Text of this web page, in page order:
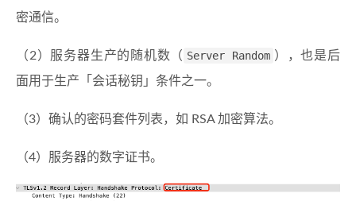
密通信。
（2）服务器生产的随机数（ Server Random ），也是后
面用于生产「会话秘钥」条件之一。
（3）确认的密码套件列表，如 RSA 加密算法。
（4）服务器的数字证书。